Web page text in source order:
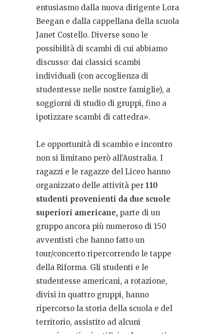
entusiasmo dalla nuova dirigente Lora
Beegan e dalla cappellana della scuola
Janet Costello. Diverse sono le
possibilità di scambi di cui abbiamo
discusso: dai classici scambi
individuali (con accoglienza di
studentesse nelle nostre famiglie), a
soggiorni di studio di gruppi, fino a
ipotizzare scambi di cattedra».
Le opportunità di scambio e incontro
non si limitano però all’Australia. I
ragazzi e le ragazze del Liceo hanno
organizzato delle attività per 110
studenti provenienti da due scuole
superiori americane, parte di un
gruppo ancora più numeroso di 150
avventisti che hanno fatto un
tour/concerto ripercorrendo le tappe
della Riforma. Gli studenti e le
studentesse americani, a rotazione,
divisi in quattro gruppi, hanno
ripercorso la storia della scuola e del
territorio, assistito ad alcuni